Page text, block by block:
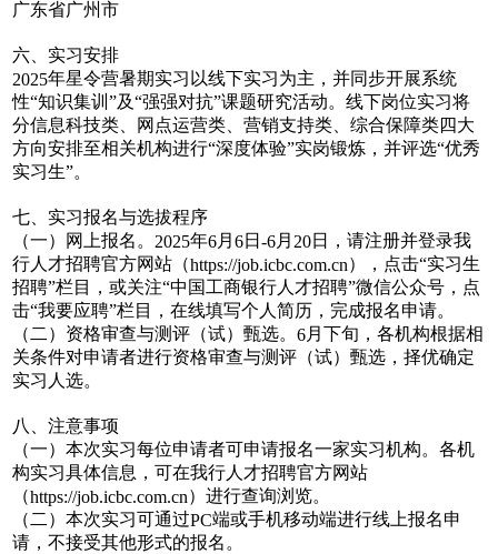
广东省广州市
六、实习安排
2025年星令营暑期实习以线下实习为主，并同步开展系统
性“知识集训”及“强强对抗”课题研究活动。线下岗位实习将
分信息科技类、网点运营类、营销支持类、综合保障类四大
方向安排至相关机构进行“深度体验”实岗锻炼，并评选“优秀
实习生”。
七、实习报名与选拔程序
（一）网上报名。 2025年6月 6日 -6月 20日，请注册并登录我
行人才招聘官方网站（https://job.icbc.com.cn），点击“实习生
招聘”栏目，或关注“中国工商银行人才招聘”微信公众号，点
击“我要应聘”栏目，在线填写个人简历，完成报名申请。
（二）资格审查与测评（试）甄选。 6月下旬，各机构根据相
关条件对申请者进行资格审查与测评（试）甄选，择优确定
实习人选。
八、注意事项
（一）本次实习每位申请者可申请报名一家实习机构。各机
构实习具体信息，可在我行人才招聘官方网站
（https://job.icbc.com.cn）进行查询浏览。
（二）本次实习可通过PC端或手机移动端进行线上报名申
请，不接受其他形式的报名。